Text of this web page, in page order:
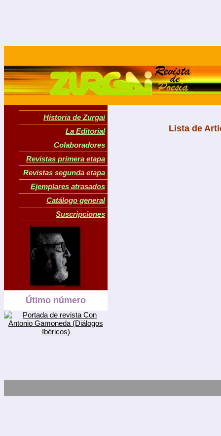
Historia de Zurgai
La Editorial
Colaboradores
Revistas primera etapa
Revistas segunda etapa
Ejemplares atrasados
Catálogo general
Suscripciones
Útimo número
Lista de